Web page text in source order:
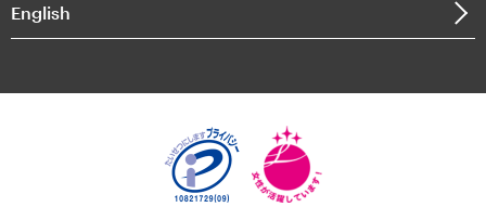
個人情報保護方針
English